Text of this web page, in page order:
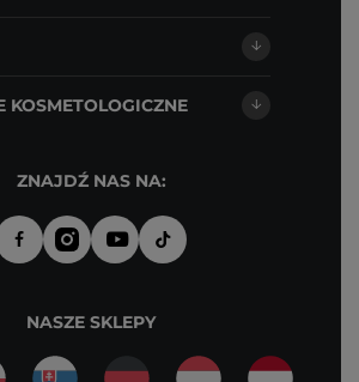
KOSMETOLOGICZNE
ZNAJDŹ NAS NA:
NASZE SKLEPY